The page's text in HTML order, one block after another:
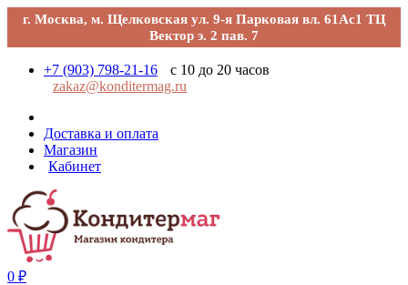
г. Москва, м. Щелковская ул. 9-я Парковая вл. 61Ас1 ТЦ
Вектор э. 2 пав. 7
+7 (903) 798-21-16
с 10 до 20 часов
zakaz@konditermag.ru
Доставка и оплата
Магазин
Кабинет
0 ₽